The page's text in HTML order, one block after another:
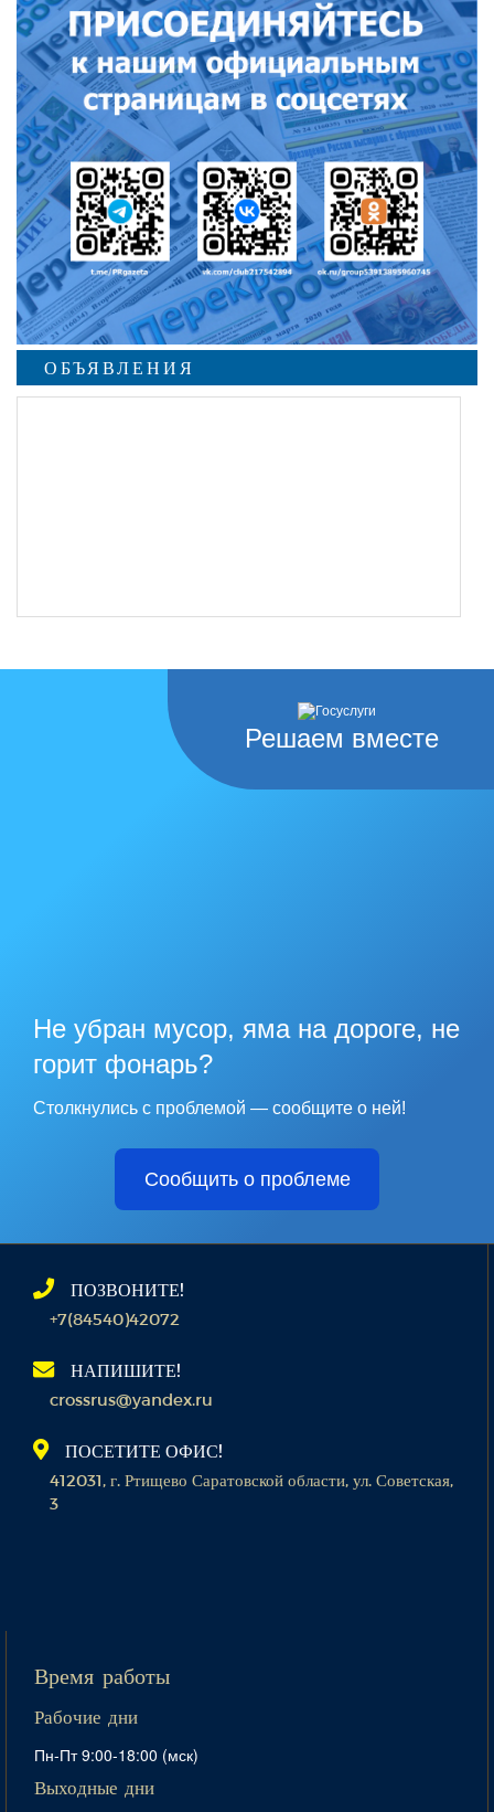
ОБЪЯВЛЕНИЯ
Решаем вместе
Не убран мусор, яма на дороге, не
горит фонарь?
Столкнулись с проблемой — сообщите о ней!
Сообщить о проблеме
ПОЗВОНИТЕ!
+7(84540)42072
НАПИШИТЕ!
crossrus@yandex.ru
ПОСЕТИТЕ ОФИС!
412031, г. Ртищево Саратовской области, ул. Советская,
3
Время работы
Рабочие дни
Пн-Пт 9:00-18:00 (мск)
Выходные дни